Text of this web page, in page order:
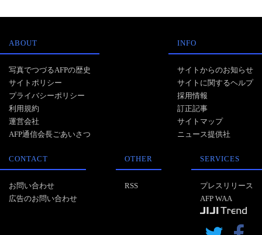
ABOUT
写真でつづるAFPの歴史
サイトポリシー
プライバシーポリシー
利用規約
運営会社
AFP通信会長ごあいさつ
INFO
サイトからのお知らせ
サイトに関するヘルプ
採用情報
訂正記事
サイトマップ
ニュース提供社
CONTACT
お問い合わせ
広告のお問い合わせ
OTHER
RSS
SERVICES
プレスリリース
AFP WAA